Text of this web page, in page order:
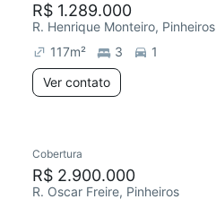
R$ 1.289.000
R. Henrique Monteiro, Pinheiros
117m² 3
1
Ver contato
Cobertura
R$ 2.900.000
R. Oscar Freire, Pinheiros